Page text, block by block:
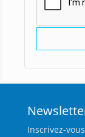
Inscrivez-